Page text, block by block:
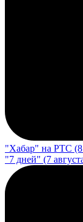
"Хабар" на РТС (8
"7 дней" (7